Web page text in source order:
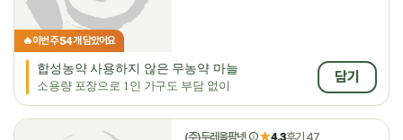
🔥이번 주54개 담았어요
합성농약 사용하지 않은 무농약 마늘
소용량 포장으로 1인 가구도 부담 없이
담기
(주)두레올팜넷 ★4.3후기 47